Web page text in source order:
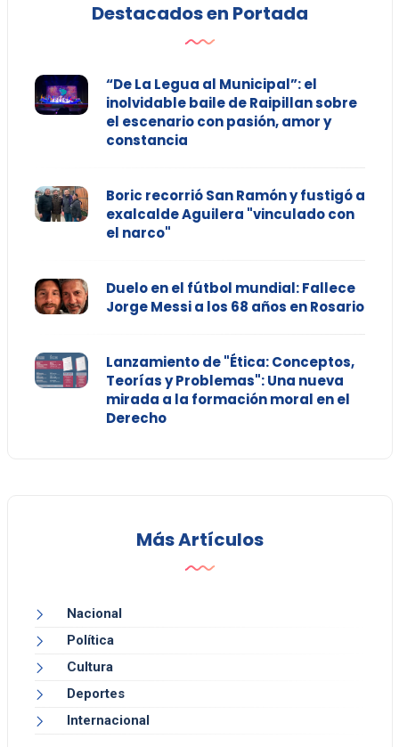
Destacados en Portada
“De La Legua al Municipal”: el
inolvidable baile de Raipillan sobre
el escenario con pasión, amor y
constancia
Boric recorrió San Ramón y fustigó a
exalcalde Aguilera "vinculado con
el narco"
Duelo en el fútbol mundial: Fallece
Jorge Messi a los 68 años en Rosario
Lanzamiento de "Ética: Conceptos,
Teorías y Problemas": Una nueva
mirada a la formación moral en el
Derecho
Más Artículos
Nacional
Política
Cultura
Deportes
Internacional